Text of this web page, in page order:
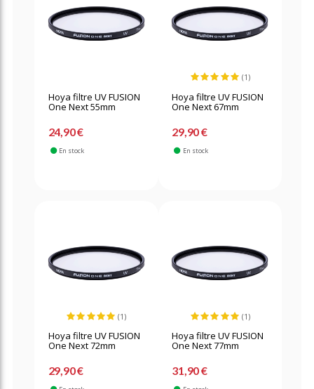
Hoya filtre UV FUSION
One Next 55mm
24,90 €
En stock
(1)
Hoya filtre UV FUSION
One Next 67mm
29,90 €
En stock
(1)
Hoya filtre UV FUSION
One Next 72mm
29,90 €
(1)
Hoya filtre UV FUSION
One Next 77mm
31,90 €